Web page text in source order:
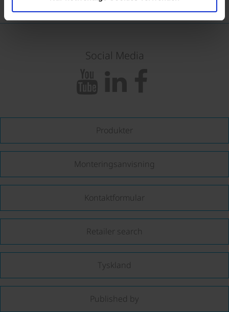
Social Media
Produkter
Monteringsanvisning
Kontaktformular
Retailer search
Tyskland
Published by